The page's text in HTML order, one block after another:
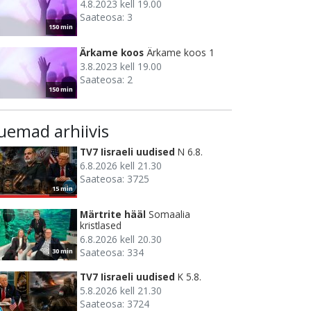
150 min
4.8.2023 kell 19.00
Saateosa: 3
150 min
Ärkame koos Ärkame koos 1
3.8.2023 kell 19.00
Saateosa: 2
arhiivis
15 min
TV7 Iisraeli uudised N 6.8.
6.8.2026 kell 21.30
Saateosa: 3725
30 min
Märtrite hääl Somaalia
kristlased
6.8.2026 kell 20.30
Saateosa: 334
TV7 Iisraeli uudised K 5.8.
5.8.2026 kell 21.30
Saateosa: 3724